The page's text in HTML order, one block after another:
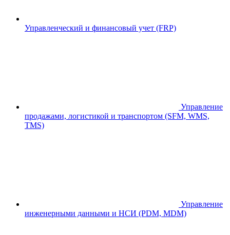
Управленческий и финансовый учет (FRP)
Управление
продажами, логистикой и транспортом (SFM, WMS,
TMS)
Управление
инженерными данными и НСИ (PDM, MDM)